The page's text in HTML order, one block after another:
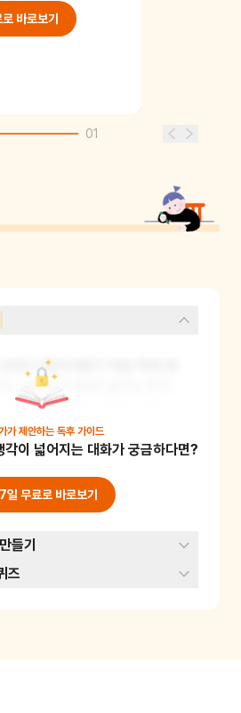
바로보기
01
면서 엄마아빠가 어릴 적에 해
, 어린이가 해 본 놀이는 무엇
재미있어 보이는 놀이는 바로
가 제안하는 독후 가이드
이 넓어지는 대화가 궁금하다면?
일 무료로 바로보기
들기
즈